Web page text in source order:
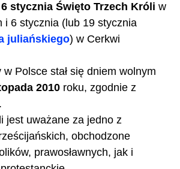
6 stycznia Święto Trzech Króli w
i 6 stycznia (lub 19 stycznia
juliańskiego) w Cerkwi
Polsce stał się dniem wolnym
2010 roku, zgodnie z
.
jest uważane za jedno z
obchodzone
prawosławnych, jak i